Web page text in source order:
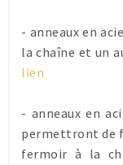
- anneaux en
la chaîne et un
lien
- anneaux en
permettront de
fermoir à la